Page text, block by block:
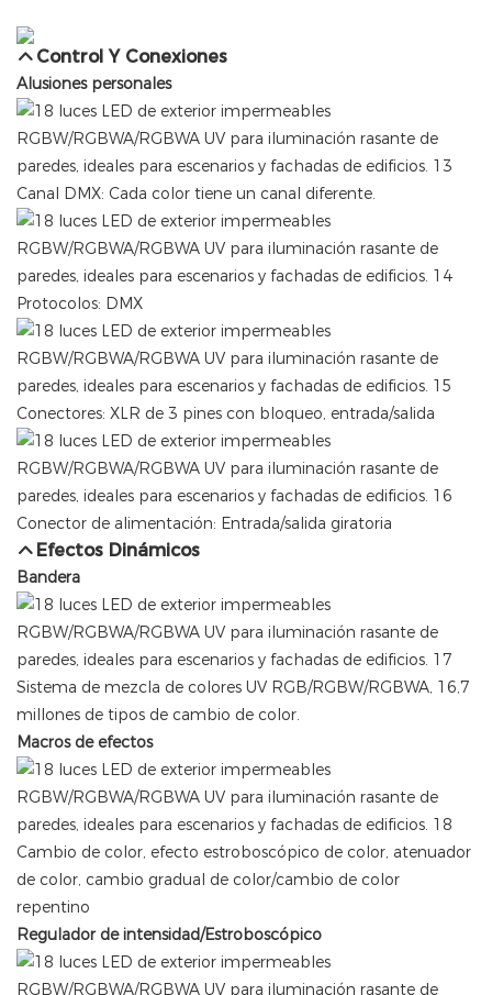
Control Y Conexiones
Alusiones personales
Canal DMX: Cada color tiene un canal diferente.
Protocolos: DMX
Conectores: XLR de 3 pines con bloqueo, entrada/salida
Conector de alimentación: Entrada/salida giratoria
Efectos Dinámicos
Bandera
Sistema de mezcla de colores UV RGB/RGBW/RGBWA, 16,7
millones de tipos de cambio de color.
Macros de efectos
Cambio de color, efecto estroboscópico de color, atenuador
de color, cambio gradual de color/cambio de color
repentino
Regulador de intensidad/Estroboscópico